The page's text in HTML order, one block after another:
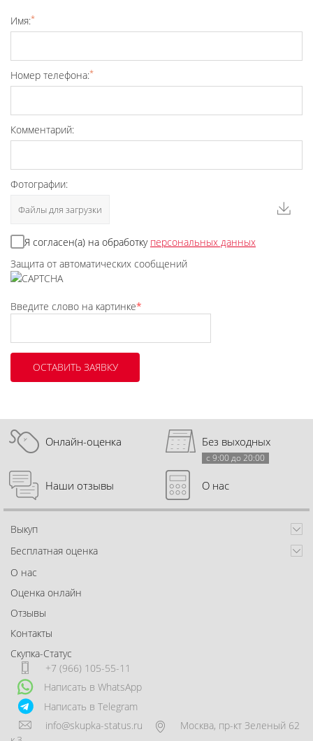
Имя:*
Номер телефона:*
Комментарий:
Фотографии:
Файлы для загрузки
Я согласен(а) на обработку персональных данных
Защита от автоматических сообщений
Введите слово на картинке*
Онлайн-оценка Без выходных
с 9:00 до 20:00
Наши отзывы О нас
Выкуп
Бесплатная оценка
О нас
Оценка онлайн
Отзывы
Контакты
Скупка-Статус
+7 (966) 105-55-11
Написать в WhatsApp
Написать в Telegram
info@skupka-status.ru
Москва, пр-кт Зеленый 62